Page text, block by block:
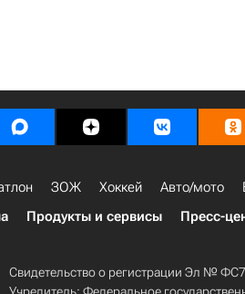
ЗОЖ Хоккей Авто/мото
Продукты и сервисы Пресс-
Свидетельство о регистрации Эл №